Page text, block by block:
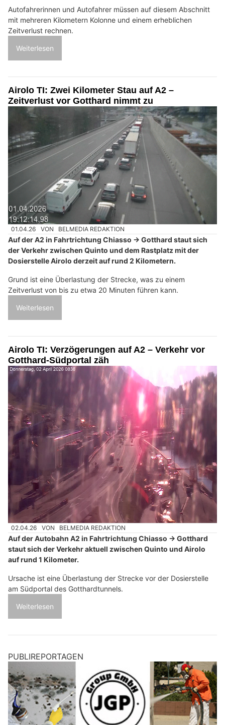
Autofahrerinnen und Autofahrer müssen auf diesem Abschnitt
mit mehreren Kilometern Kolonne und einem erheblichen
Zeitverlust rechnen.
Weiterlesen
Airolo TI: Zwei Kilometer Stau auf A2 –
Zeitverlust vor Gotthard nimmt zu
01.04.26 VON BELMEDIA REDAKTION
Auf der A2 in Fahrtrichtung Chiasso → Gotthard staut sich
der Verkehr zwischen Quinto und dem Rastplatz mit der
Dosierstelle Airolo derzeit auf rund 2 Kilometern.
Grund ist eine Überlastung der Strecke, was zu einem
Zeitverlust von bis zu etwa 20 Minuten führen kann.
Weiterlesen
Airolo TI: Verzögerungen auf A2 – Verkehr vor
Gotthard-Südportal zäh
02.04.26 VON BELMEDIA REDAKTION
Auf der Autobahn A2 in Fahrtrichtung Chiasso → Gotthard
staut sich der Verkehr aktuell zwischen Quinto und Airolo
auf rund 1 Kilometer.
Ursache ist eine Überlastung der Strecke vor der Dosierstelle
am Südportal des Gotthardtunnels.
Weiterlesen
PUBLIREPORTAGEN